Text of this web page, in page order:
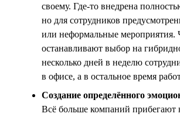
своему. Где-то внедрена
но для сотрудников
или неформальные мероприятия.
останавливают выбор на
несколько дней в неделю
в офисе, а в остальное время
Создание определённого
Всё больше компаний прибегают